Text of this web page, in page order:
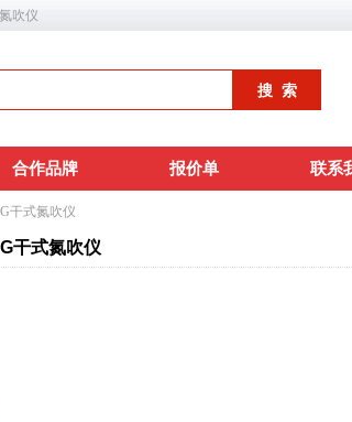
吹仪
合作品牌 报价单 联系
干式氮吹仪
干式氮吹仪